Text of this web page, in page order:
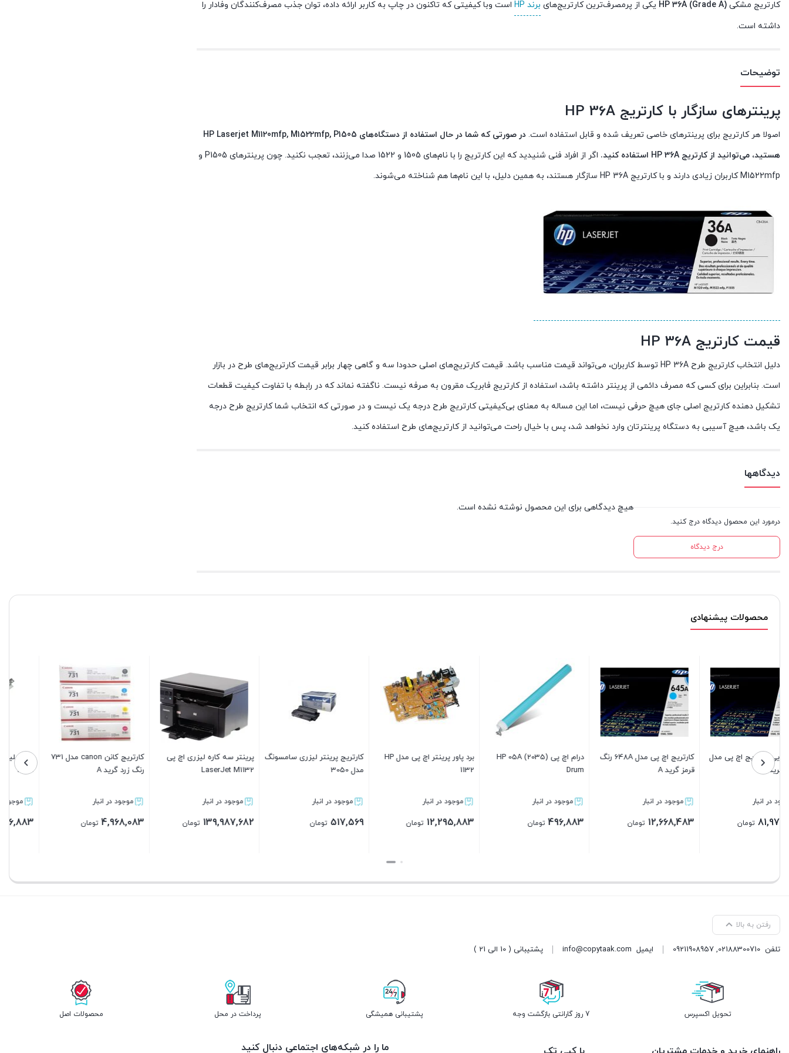
کارتریج مشکی HP 36A (Grade A) یکی از پرمصرف‌ترین کارتریج‌های برند HP
است وبا کیفیتی که تاکنون در چاپ به کاربر ارائه داده، توان جذب مصرف‌کنندگان وفادار را
داشته است.
توضیحات
پرینترهای سازگار با کارتریج HP 36A
اصولا هر کارتریج برای پرینترهای خاصی تعریف شده و قابل استفاده است.
در صورتی که شما در حال استفاده از دستگاه‌های HP Laserjet M1120mfp, M1522mfp, P1505
هستید، می‌توانید از کارتریج HP 36A استفاده کنید.
اگر از افراد فنی شنیدید که این کارتریج را با نام‌های 1505 و 1522 صدا می‌زنند، تعجب نکنید. چون پرینترهای P1505 و
M1522mfp کاربران زیادی دارند و با کارتریج HP 36A سازگار هستند، به همین دلیل، با این نام‌ها هم شناخته می‌شوند.
قیمت کارتریج HP 36A
دلیل انتخاب کارتریج طرح HP 36A توسط کاربران، می‌تواند قیمت مناسب باشد. قیمت کارتریج‌های اصلی حدودا سه و گاهی چهار برابر قیمت کارتریج‌های طرح در بازار
است. بنابراین برای کسی که مصرف دائمی از پرینتر داشته باشد، استفاده از کارتریج فابریک مقرون به صرفه نیست. ناگفته نماند که در رابطه با تفاوت کیفیت قطعات
تشکیل دهنده کارتریج اصلی جای هیچ حرفی نیست، اما این مساله به معنای‌ بی‌کیفیتی کارتریج‌ طرح درجه یک نیست و در صورتی که انتخاب شما کارتریج طرح درجه
یک باشد، هیچ آسیبی به دستگاه پرینترتان وارد نخواهد شد، پس با خیال راحت می‌توانید از کارتریج‌های طرح استفاده کنید.
دیدگاهها
درمورد این محصول دیدگاه درج کنید.
درج دیدگاه
هیچ دیدگاهی برای این محصول نوشته نشده است.
محصولات پیشنهادی
کارتریج اچ پی مدل 648A رنگ
قرمز گرید A
موجود در انبار
12,668,483
درام اچ پی (2035) HP 05A
Drum
موجود در انبار
496,883
برد پاور پرینتر اچ پی مدل HP
موجود در انبار
12,295,883
کارتریج پرینتر لیزری سامسونگ
موجود در انبار
517,569 تومان
پرینتر سه کاره لیزری اچ پی
LaserJet M1132
موجود در انبار
139,987,682
کارتریج کانن canon مدل 731
رنگ زرد گرید A
موجود در انبار
4,968,083
دکتر بلید کارتریج اچ پی HP
3015
موجود در انبار
496,883
رفتن به بالا
تلفن 02188300710
,
09211908957 ایمیل info@copytaak.com پشتیبانی ( 10 الی 21 )
تحویل اکسپرس 7 روز گارانتی بازگشت وجه پشتیبانی همیشگی پرداخت در محل محصولات اصل
ما را در شبکه‌های اجتماعی دنبال کنید